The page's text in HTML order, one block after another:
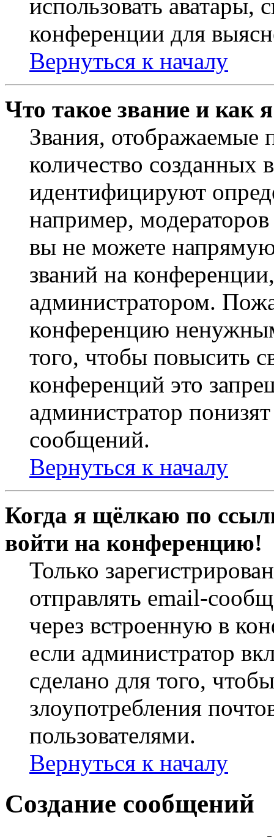
использовать аватары,
конференции для
Вернуться к началу
Что такое звание и как
Звания,
количество
идентифицируют
например,
вы не можете
званий на
администратором.
конференцию
того, чтобы повысить
конференций это
администратор
сообщений.
Вернуться к началу
Когда я щёлкаю по
войти на конференцию!
Только
отправлять email-
через встроенную в
если администратор
сделано для того,
злоупотребления
пользователями.
Вернуться к началу
Создание сообщений